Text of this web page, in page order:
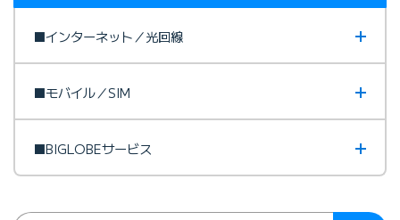
■インターネット／光回線
■モバイル／SIM
■BIGLOBEサービス